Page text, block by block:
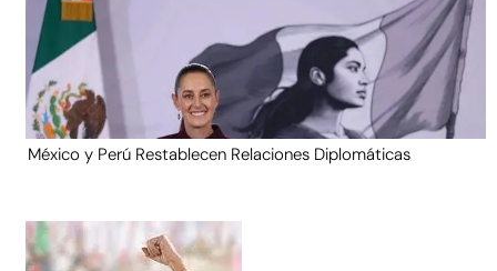
México y Perú Restablecen Relaciones Diplomáticas